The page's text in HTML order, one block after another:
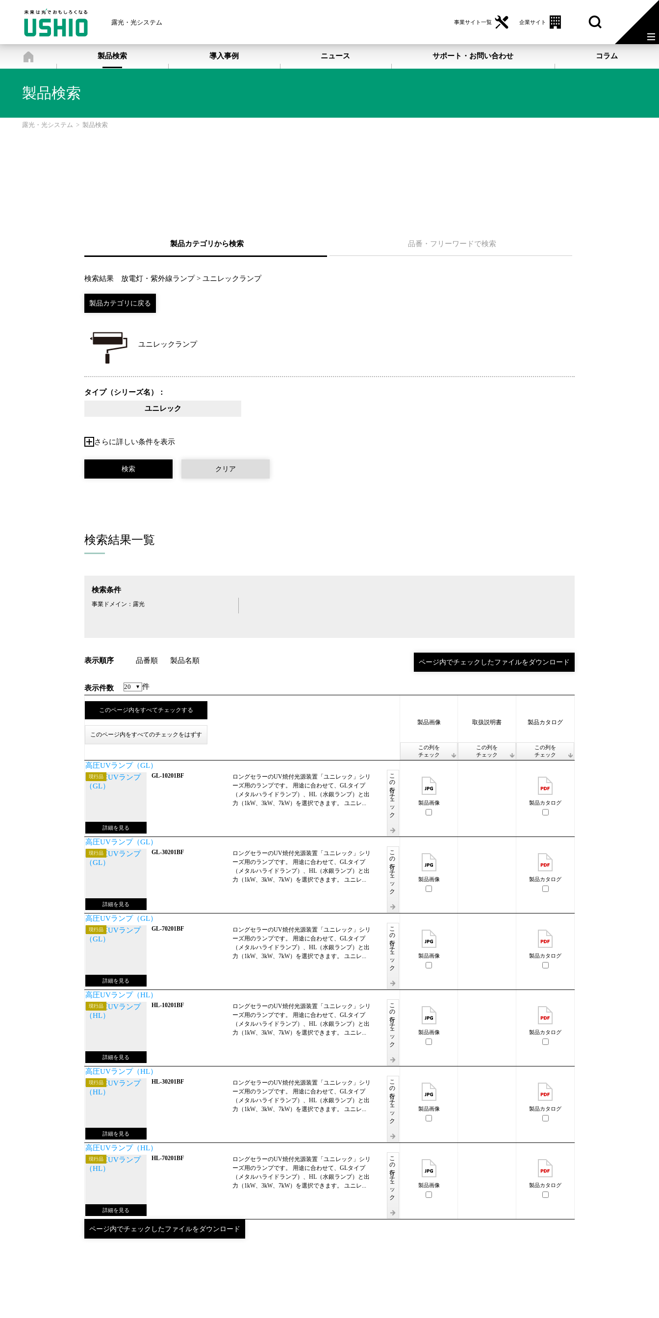
露光・光システム 事業サイト一覧 企業サイト
露光・光システム
製品検索 導入事例 ニュース サポート・お問い合わせ コラム
製品検索
露光・光システム > 製品検索
製品カテゴリから検索 品番・フリーワードで検索
検索結果 放電灯・紫外線ランプ > ユニレックランプ
ユニレックランプ
タイプ（シリーズ名）：
ユニレック
さらに詳しい条件を表示
検索結果一覧
検索条件
事業ドメイン： 露光
表示順序 品番順 製品名順
表示件数 件
製品画像
この列を
チェック
取扱説明書
この列を
チェック
製品カタログ
この列を
チェック
高圧UVランプ（GL）
現行品 この行をチェック
GL-10201BF
ロングセラーのUV焼付光源装置「ユニレック」シリ
ーズ用のランプです。 用途に合わせて、GLタイプ
（メタルハライドランプ）、HL（水銀ランプ）と出
力（1kW、3kW、7kW）を選択できます。 ユニレ...
製品画像 製品カタログ
高圧UVランプ（GL）
現行品 この行をチェック
GL-30201BF
ロングセラーのUV焼付光源装置「ユニレック」シリ
ーズ用のランプです。 用途に合わせて、GLタイプ
（メタルハライドランプ）、HL（水銀ランプ）と出
力（1kW、3kW、7kW）を選択できます。 ユニレ...
製品画像 製品カタログ
高圧UVランプ（GL）
現行品 この行をチェック
GL-70201BF
ロングセラーのUV焼付光源装置「ユニレック」シリ
ーズ用のランプです。 用途に合わせて、GLタイプ
（メタルハライドランプ）、HL（水銀ランプ）と出
力（1kW、3kW、7kW）を選択できます。 ユニレ...
製品画像 製品カタログ
高圧UVランプ（HL）
現行品 この行をチェック
HL-10201BF
ロングセラーのUV焼付光源装置「ユニレック」シリ
ーズ用のランプです。 用途に合わせて、GLタイプ
（メタルハライドランプ）、HL（水銀ランプ）と出
力（1kW、3kW、7kW）を選択できます。 ユニレ...
製品画像 製品カタログ
高圧UVランプ（HL）
現行品 この行をチェック
HL-30201BF
ロングセラーのUV焼付光源装置「ユニレック」シリ
ーズ用のランプです。 用途に合わせて、GLタイプ
（メタルハライドランプ）、HL（水銀ランプ）と出
力（1kW、3kW、7kW）を選択できます。 ユニレ...
製品画像 製品カタログ
高圧UVランプ（HL）
現行品 この行をチェック
HL-70201BF
ロングセラーのUV焼付光源装置「ユニレック」シリ
ーズ用のランプです。 用途に合わせて、GLタイプ
（メタルハライドランプ）、HL（水銀ランプ）と出
力（1kW、3kW、7kW）を選択できます。 ユニレ...
製品画像 製品カタログ